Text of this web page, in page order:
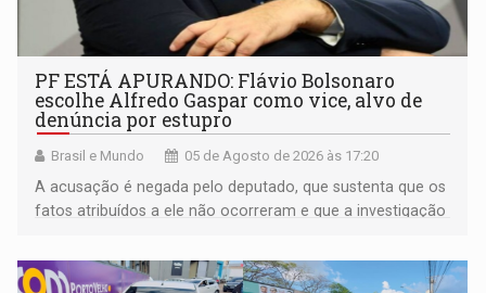
PF ESTÁ APURANDO: Flávio Bolsonaro
escolhe Alfredo Gaspar como vice, alvo de
denúncia por estupro
Brasil e Mundo 05 de Agosto de 2026 às 17:20
A acusação é negada pelo deputado, que sustenta que os
fatos atribuídos a ele não ocorreram e que a investigação